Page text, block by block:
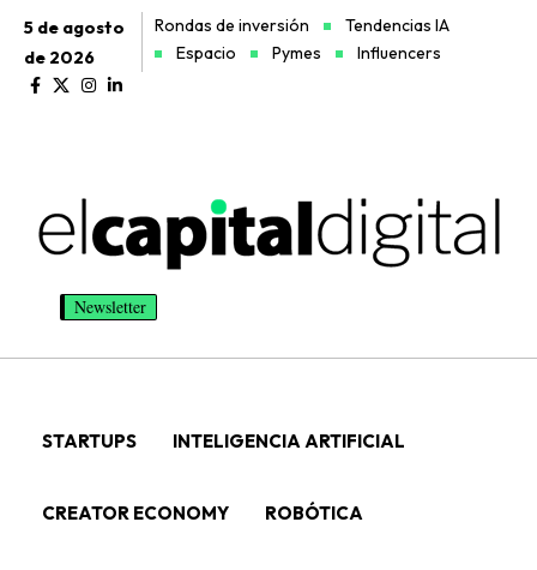
5 de agosto
de 2026
Rondas de inversión
Tendencias IA
Espacio
Pymes Influencers
Newsletter
STARTUPS INTELIGENCIA ARTIFICIAL
CREATOR ECONOMY ROBÓTICA